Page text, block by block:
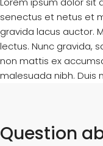
senectus et netus et
gravida lacus auctor.
lectus. Nunc gravida,
non mattis ex
malesuada nibh. Duis
Question